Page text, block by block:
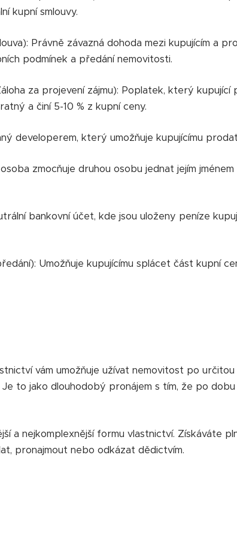
kupní smlouvy.
Právně závazná dohoda mezi kupujícím a
podmínek a předání nemovitosti.
za projevení zájmu): Poplatek, který kupující
a činí 5-10 % z kupní ceny.
developerem, který umožňuje kupujícímu
zmocňuje druhou osobu jednat jejím
bankovní účet, kde jsou uloženy peníze
Umožňuje kupujícímu splácet část kupní
vám umožňuje užívat nemovitost po
to jako dlouhodobý pronájem s tím, že po
a nejkomplexnější formu vlastnictví. Získáváte
pronajmout nebo odkázat dědictvím.